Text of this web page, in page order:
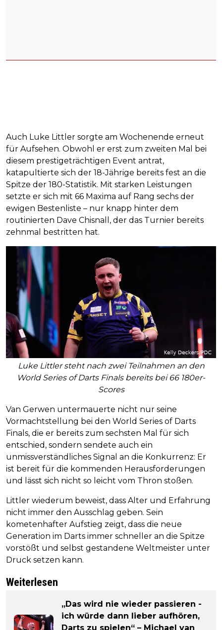
Auch Luke Littler sorgte am Wochenende erneut
für Aufsehen. Obwohl er erst zum zweiten Mal bei
diesem prestigeträchtigen Event antrat,
katapultierte sich der 18-Jährige bereits fest an die
Spitze der 180-Statistik. Mit starken Leistungen
setzte er sich mit 66 Maxima auf Rang sechs der
ewigen Bestenliste – nur knapp hinter dem
routinierten Dave Chisnall, der das Turnier bereits
zehnmal bestritten hat.
Luke Littler steht nach zwei Teilnahmen an den
World Series of Darts Finals bereits bei 66 180er-
Scores
Van Gerwen untermauerte nicht nur seine
Vormachtstellung bei den World Series of Darts
Finals, die er bereits zum sechsten Mal für sich
entschied, sondern sendete auch ein
unmissverständliches Signal an die Konkurrenz: Er
ist bereit für die kommenden Herausforderungen
und lässt sich nicht so leicht vom Thron stoßen.
Littler wiederum beweist, dass Alter und Erfahrung
nicht immer den Ausschlag geben. Sein
kometenhafter Aufstieg zeigt, dass die neue
Generation im Darts immer schneller an die Spitze
vorstößt und selbst gestandene Weltmeister unter
Druck setzen kann.
Weiterlesen
„Das wird nie wieder passieren -
ich würde dann lieber aufhören,
Darts zu spielen“ – Michael van